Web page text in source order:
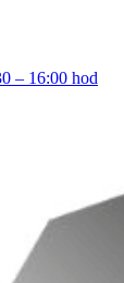
– 16:00 hod